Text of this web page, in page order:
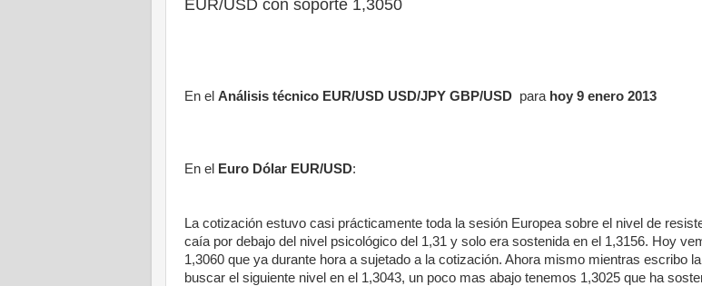
EUR/USD con soporte 1,3050
En el Análisis técnico EUR/USD USD/JPY GBP/USD para hoy 9 enero 2013
En el Euro Dólar EUR/USD:
La cotización estuvo casi prácticamente toda la sesión Europea sobre el nivel de
caía por debajo del nivel psicológico del 1,31 y solo era sostenida en el 1,3156. Hoy
1,3060 que ya durante hora a sujetado a la cotización. Ahora mismo mientras escribo
buscar el siguiente nivel en el 1,3043, un poco mas abajo tenemos 1,3025 que ha